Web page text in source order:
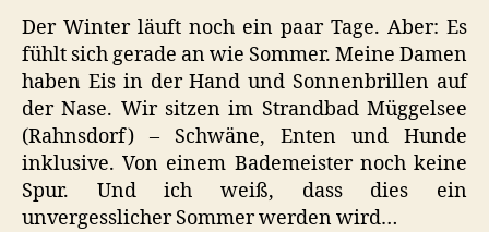
Sommer…
Der Winter läuft noch ein paar Tage. Aber: Es
fühlt sich gerade an wie Sommer. Meine Damen
haben Eis in der Hand und Sonnenbrillen auf
der Nase. Wir sitzen im Strandbad Müggelsee
(Rahnsdorf) – Schwäne, Enten und Hunde
inklusive. Von einem Bademeister noch keine
Spur. Und ich weiß, dass dies ein
unvergesslicher Sommer werden wird…